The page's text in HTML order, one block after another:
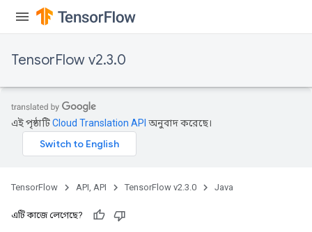
TensorFlow v2.3.0
এই পৃষ্ঠাটিCloud Translation API অনুবাদ করেছে।
TensorFlow API, API TensorFlow v2.3.0 Java
এটি কাজে লেগেছে?